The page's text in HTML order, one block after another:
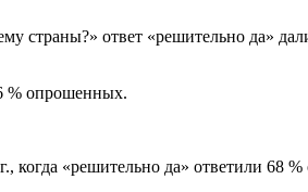
ответ «решительно да»
% опрошенных.
когда «решительно да» ответили 68